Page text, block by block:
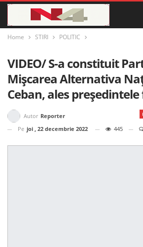
Home STIRI POLITIC
VIDEO/ S-a constituit
Mișcarea Alternativa
Ceban, ales
Autor Reporter
Pe joi , 22 decembrie 2022 445